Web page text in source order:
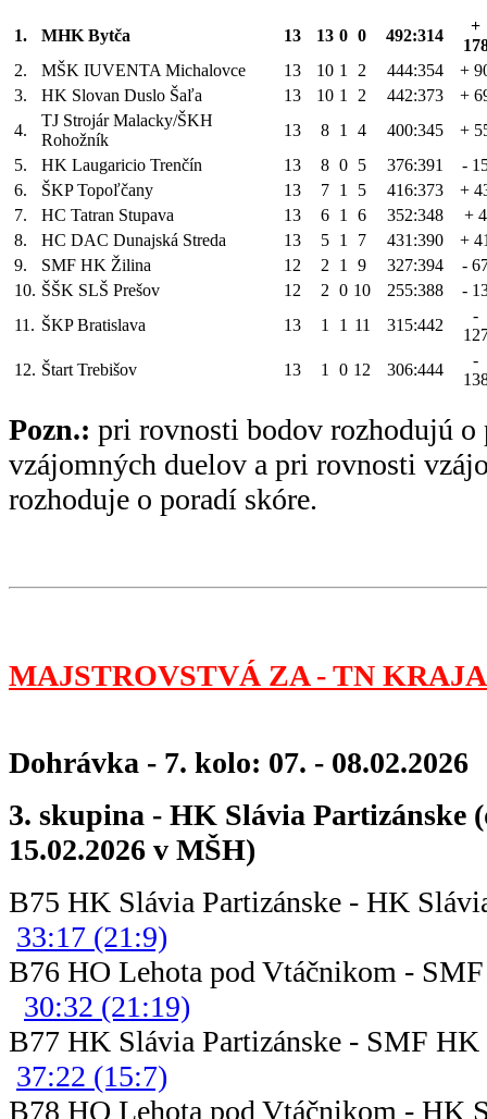
1. MHK Bytča 13 13 0 0 492:314
+
2.
MŠK IUVENTA Michalovce 13 10 1 2 444:354
+
3.
HK Slovan Duslo Šaľa 13 10 1 2 442:373
+
4.
TJ Strojár Malacky/ŠKH
Rohožník
13 8 1 4 400:345
+
5.
HK Laugaricio Trenčín 13 8 0 5 376:391
-
6.
ŠKP Topoľčany 13 7 1 5 416:373
+
7.
HC Tatran Stupava 13 6 1 6 352:348
+ 4
8.
HC DAC Dunajská Streda 13 5 1 7 431:390
+
9.
SMF HK Žilina 12 2 1 9 327:394
-
10. ŠŠK SLŠ Prešov 12 2 0 10 255:388
-
11. ŠKP Bratislava 13 1 1 11 315:442
-
12. Štart Trebišov 13 1 0 12 306:444
-
Pozn.: pri rovnosti bodov rozhodujú o
vzájomných duelov a pri rovnosti
rozhoduje o poradí skóre.
MAJSTROVSTVÁ ZA - TN
Dohrávka - 7. kolo: 07. - 08.02.2026
3. skupina - HK Slávia Partizánske
15.02.2026 v MŠH)
B75 HK Slávia Partizánske - HK
33:17 (21:9)
B76 HO Lehota pod Vtáčnikom
30:32 (21:19)
B77 HK Slávia Partizánske -
37:22 (15:7)
B78 HO Lehota pod Vtáčnikom - HK